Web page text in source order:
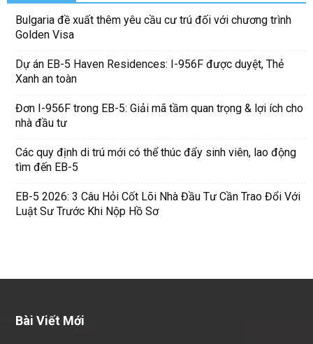
Bulgaria đề xuất thêm yêu cầu cư trú đối với chương trình
Golden Visa
Dự án EB-5 Haven Residences: I-956F được duyệt, Thẻ
Xanh an toàn
Đơn I-956F trong EB-5: Giải mã tầm quan trọng & lợi ích cho
nhà đầu tư
Các quy định di trú mới có thể thúc đẩy sinh viên, lao động
tìm đến EB-5
EB-5 2026: 3 Câu Hỏi Cốt Lõi Nhà Đầu Tư Cần Trao Đổi Với
Luật Sư Trước Khi Nộp Hồ Sơ
Bài Viết Mới